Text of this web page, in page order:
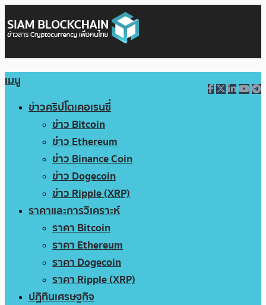
เมนู
ข่าวคริปโตเคอเรนซี่
ข่าว Bitcoin
ข่าว Ethereum
ข่าว Binance Coin
ข่าว Dogecoin
ข่าว Ripple (XRP)
ราคาและการวิเคราะห์
ราคา Bitcoin
ราคา Ethereum
ราคา Dogecoin
ราคา Ripple (XRP)
ปฏิทินเศรษฐกิจ